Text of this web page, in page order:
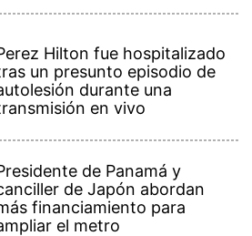
Hilton fue hospitalizado
un presunto episodio de
durante una
en vivo
de Panamá y
de Japón abordan
financiamiento para
el metro